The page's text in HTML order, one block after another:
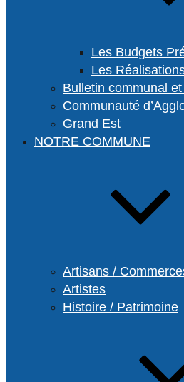
Les Budgets
Les
Bulletin communal
Communauté
Grand Est
NOTRE COMMUNE
Artisans /
Artistes
Histoire / Patrimoine